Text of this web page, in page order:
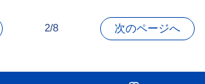
2/8 次のページへ